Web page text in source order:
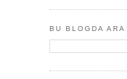
BU BLOGDA ARA